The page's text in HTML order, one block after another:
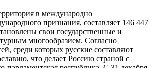
в международно
признания, составляет 146 447
свои государственные и
многообразием. Согласно
среди которых русские составляют
что делает Россию страной с